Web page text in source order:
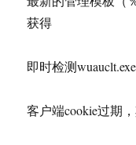
获得
即时检测
客户端cookie过期